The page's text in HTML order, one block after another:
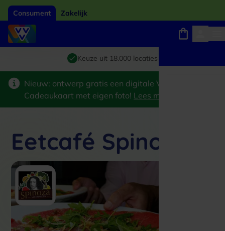
Consument Zakelijk
Giftcard van het jaar 2026
Keuze uit 18.000 locaties
Winkels, webshops en uitjes
Nieuw: ontwerp gratis een digitale VVV
Cadeaukaart met eigen foto! Lees meer
Eetcafé Spinoza